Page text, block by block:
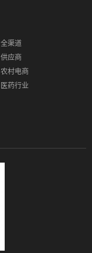
全渠道
供应商
农村电商
医药行业